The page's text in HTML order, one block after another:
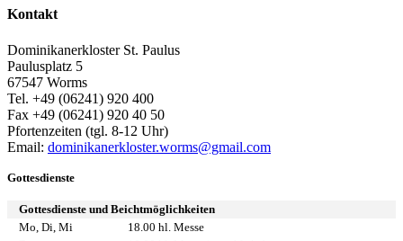
Kontakt
Dominikanerkloster St. Paulus
Paulusplatz 5
67547 Worms
Tel. +49 (06241) 920 400
Fax +49 (06241) 920 40 50
Pfortenzeiten (tgl. 8-12 Uhr)
Email: dominikanerkloster.worms@gmail.com
Gottesdienste
Gottesdienste und Beichtmöglichkeiten
Mo, Di, Mi
18.00 hl. Messe